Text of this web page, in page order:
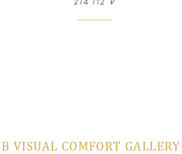
274 712 ₽
VISUAL COMFORT GALLERY